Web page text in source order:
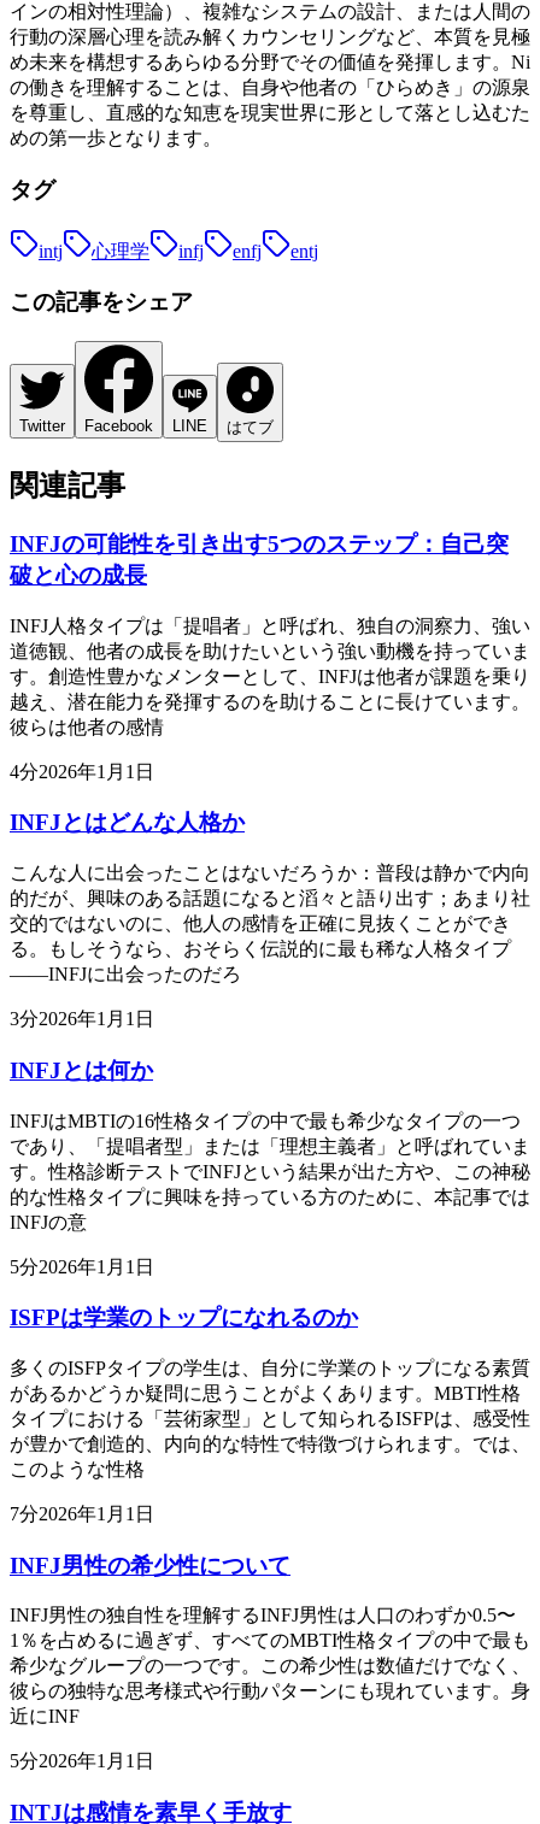
インの相対性理論）、複雑なシステムの設計、または人間の
行動の深層心理を読み解くカウンセリングなど、本質を見極
め未来を構想するあらゆる分野でその価値を発揮します。Ni
の働きを理解することは、自身や他者の「ひらめき」の源泉
を尊重し、直感的な知恵を現実世界に形として落とし込むた
めの第一歩となります。
タグ
intj 心理学 infj enfj entj
この記事をシェア
Twitter Facebook LINE はてブ
関連記事
INFJの可能性を引き出す5つのステップ：自己突
破と心の成長
INFJ人格タイプは「提唱者」と呼ばれ、独自の洞察力、強い
道徳観、他者の成長を助けたいという強い動機を持っていま
す。創造性豊かなメンターとして、INFJは他者が課題を乗り
越え、潜在能力を発揮するのを助けることに長けています。
彼らは他者の感情
4分2026年1月1日
INFJとはどんな人格か
こんな人に出会ったことはないだろうか：普段は静かで内向
的だが、興味のある話題になると滔々と語り出す；あまり社
交的ではないのに、他人の感情を正確に見抜くことができ
る。もしそうなら、おそらく伝説的に最も稀な人格タイプ
——INFJに出会ったのだろ
3分2026年1月1日
INFJとは何か
INFJはMBTIの16性格タイプの中で最も希少なタイプの一つ
であり、「提唱者型」または「理想主義者」と呼ばれていま
す。性格診断テストでINFJという結果が出た方や、この神秘
的な性格タイプに興味を持っている方のために、本記事では
INFJの意
5分2026年1月1日
ISFPは学業のトップになれるのか
多くのISFPタイプの学生は、自分に学業のトップになる素質
があるかどうか疑問に思うことがよくあります。MBTI性格
タイプにおける「芸術家型」として知られるISFPは、感受性
が豊かで創造的、内向的な特性で特徴づけられます。では、
このような性格
7分2026年1月1日
INFJ男性の希少性について
INFJ男性の独自性を理解するINFJ男性は人口のわずか0.5〜
1％を占めるに過ぎず、すべてのMBTI性格タイプの中で最も
希少なグループの一つです。この希少性は数値だけでなく、
彼らの独特な思考様式や行動パターンにも現れています。身
近にINF
5分2026年1月1日
INTJは感情を素早く手放す